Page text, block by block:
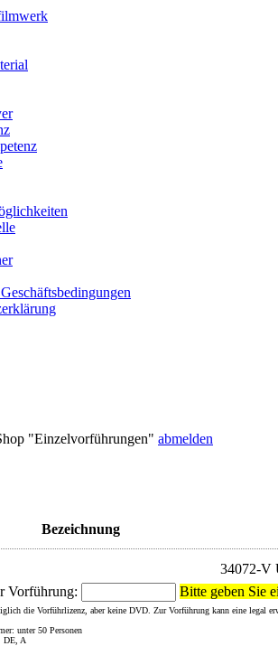
"Einzelvorführungen" abmelden
Bezeichnung
34072-V
Vorführung:
Bitte geben Sie
die Vorführlizenz, aber keine DVD. Zur Vorführung kann eine legal
unter 50 Personen
DE, A